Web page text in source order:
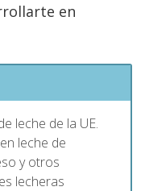
en
leche de la UE.
leche de
y otros
lecheras